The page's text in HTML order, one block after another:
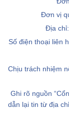
Đơn vị
Địa
Số điện thoại liên
Chịu trách nhiệm
Ghi rõ nguồn
dẫn lại tin từ địa